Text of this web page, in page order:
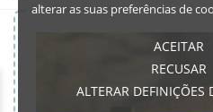
alterar as suas preferências de
ACEITAR
RECUSAR
ALTERAR DEFINIÇÕES